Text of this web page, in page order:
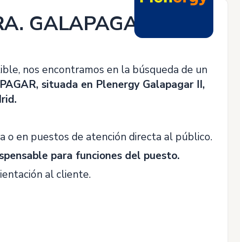
GALAPAGAR.
nos encontramos en la búsqueda de un
situada en Plenergy Galapagar II,
o en puestos de atención directa al público.
para funciones del puesto.
al cliente.